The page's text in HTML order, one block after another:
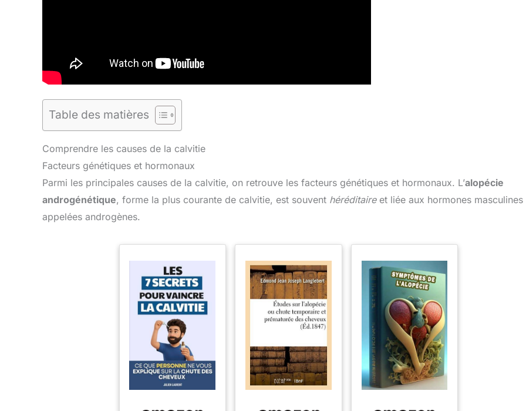
Table des matières
Comprendre les causes de la calvitie
Facteurs génétiques et hormonaux
Parmi les principales causes de la calvitie, on retrouve les facteurs génétiques et hormonaux. L’alopécie
androgénétique, forme la plus courante de calvitie, est souvent héréditaireet liée aux hormones masculines
appelées androgènes.